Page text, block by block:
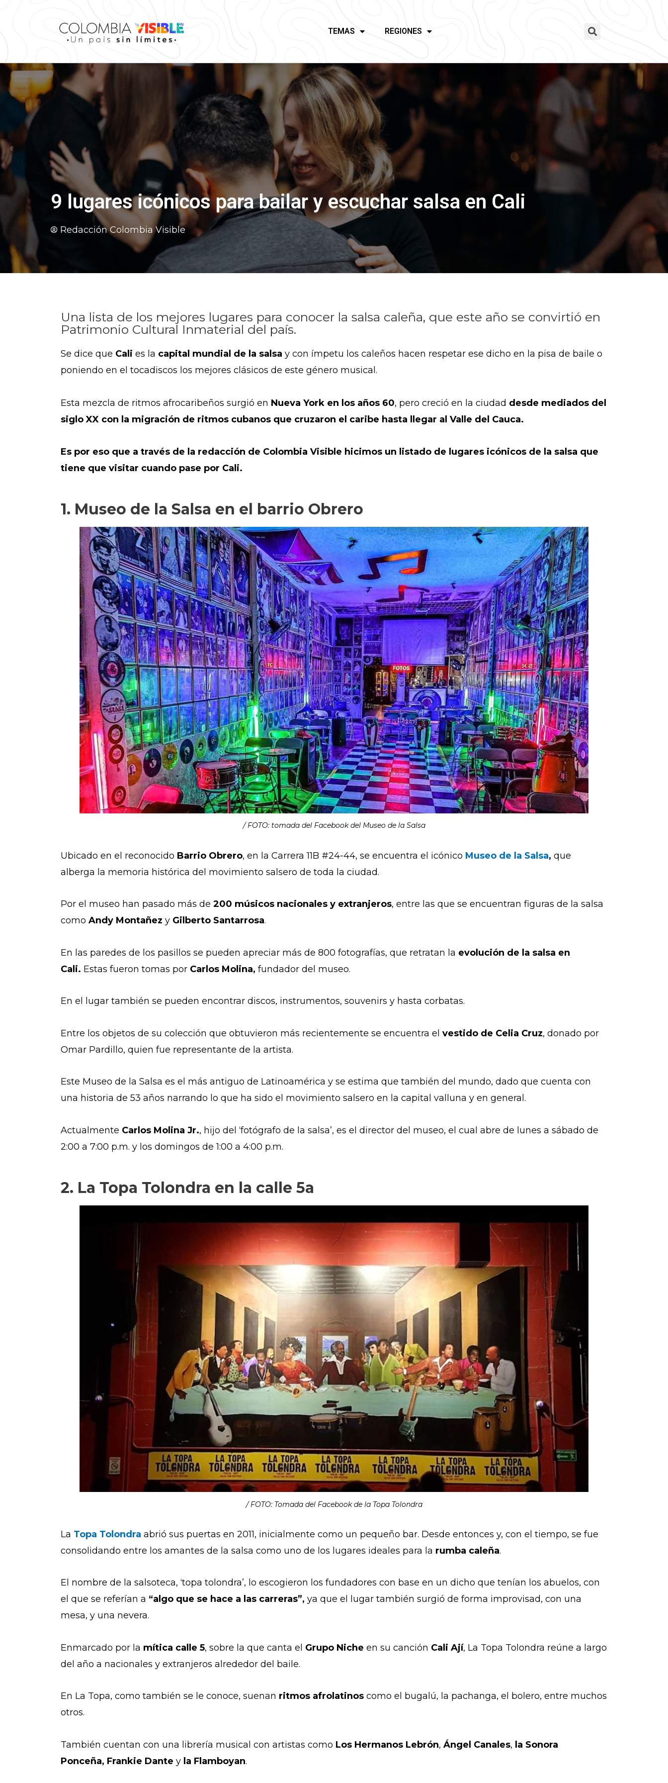
TEMAS REGIONES
9 lugares icónicos para bailar y escuchar salsa en Cali
Redacción Colombia Visible
Una lista de los mejores lugares para conocer la salsa caleña, que este año se convirtió en
Patrimonio Cultural Inmaterial del país.
Se dice que Cali es la capital mundial de la salsa y con ímpetu los caleños hacen respetar ese dicho en la pisa de baile o
poniendo en el tocadiscos los mejores clásicos de este género musical.
Esta mezcla de ritmos afrocaribeños surgió en Nueva York en los años 60, pero creció en la ciudad desde mediados del
siglo XX con la migración de ritmos cubanos que cruzaron el caribe hasta llegar al Valle del Cauca.
Es por eso que a través de la redacción de Colombia Visible hicimos un listado de lugares icónicos de la salsa que
tiene que visitar cuando pase por Cali.
1. Museo de la Salsa en el barrio Obrero
/ FOTO: tomada del Facebook del Museo de la Salsa
Ubicado en el reconocido Barrio Obrero, en la Carrera 11B #24-44, se encuentra el icónico Museo de la Salsa, que
alberga la memoria histórica del movimiento salsero de toda la ciudad.
Por el museo han pasado más de 200 músicos nacionales y extranjeros, entre las que se encuentran figuras de la salsa
como Andy Montañez y Gilberto Santarrosa.
En las paredes de los pasillos se pueden apreciar más de 800 fotografías, que retratan la evolución de la salsa en
Cali. Estas fueron tomas por Carlos Molina, fundador del museo.
En el lugar también se pueden encontrar discos, instrumentos, souvenirs y hasta corbatas.
Entre los objetos de su colección que obtuvieron más recientemente se encuentra el vestido de Celia Cruz, donado por
Omar Pardillo, quien fue representante de la artista.
Este Museo de la Salsa es el más antiguo de Latinoamérica y se estima que también del mundo, dado que cuenta con
una historia de 53 años narrando lo que ha sido el movimiento salsero en la capital valluna y en general.
Actualmente Carlos Molina Jr., hijo del ‘fotógrafo de la salsa’, es el director del museo, el cual abre de lunes a sábado de
2:00 a 7:00 p.m. y los domingos de 1:00 a 4:00 p.m.
2. La Topa Tolondra en la calle 5a
/ FOTO: Tomada del Facebook de la Topa Tolondra
La Topa Tolondra abrió sus puertas en 2011, inicialmente como un pequeño bar. Desde entonces y, con el tiempo, se fue
consolidando entre los amantes de la salsa como uno de los lugares ideales para la rumba caleña.
El nombre de la salsoteca, ‘topa tolondra’, lo escogieron los fundadores con base en un dicho que tenían los abuelos, con
el que se referían a “algo que se hace a las carreras”, ya que el lugar también surgió de forma improvisad, con una
mesa, y una nevera.
Enmarcado por la mítica calle 5, sobre la que canta el Grupo Niche en su canción Cali Ají, La Topa Tolondra reúne a largo
del año a nacionales y extranjeros alrededor del baile.
En La Topa, como también se le conoce, suenan ritmos afrolatinos como el bugalú, la pachanga, el bolero, entre muchos
otros.
También cuentan con una librería musical con artistas como Los Hermanos Lebrón, Ángel Canales, la Sonora
Ponceña, Frankie Dante y la Flamboyan.